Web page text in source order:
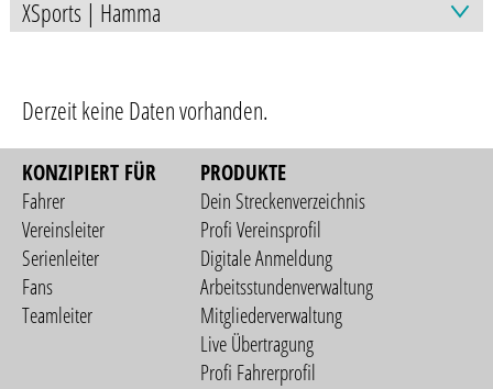
Derzeit keine Daten vorhanden.
KONZIPIERT FÜR
Fahrer
Vereinsleiter
Serienleiter
Fans
Teamleiter
PRODUKTE
Dein Streckenverzeichnis
Profi Vereinsprofil
Digitale Anmeldung
Arbeitsstundenverwaltung
Mitgliederverwaltung
Live Übertragung
Profi Fahrerprofil